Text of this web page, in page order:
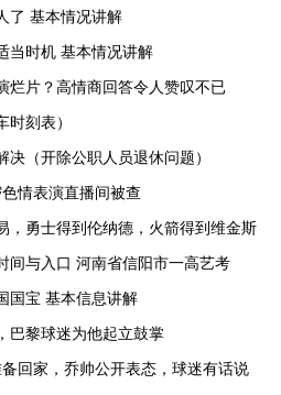
了 基本情况讲解
当时机 基本情况讲解
烂片？高情商回答令人赞叹不已
时刻表）
（开除公职人员退休问题）
情表演直播间被查
，勇士得到伦纳德，火箭得到维金斯
间与入口 河南省信阳市一高艺考
国宝 基本信息讲解
巴黎球迷为他起立鼓掌
回家，乔帅公开表态，球迷有话说